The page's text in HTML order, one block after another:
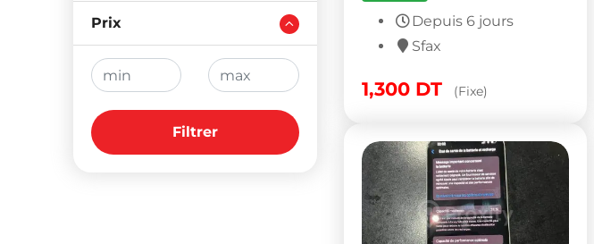
Prix
Filtrer
Depuis 6 jours
Sfax
1,300 DT (Fixe)